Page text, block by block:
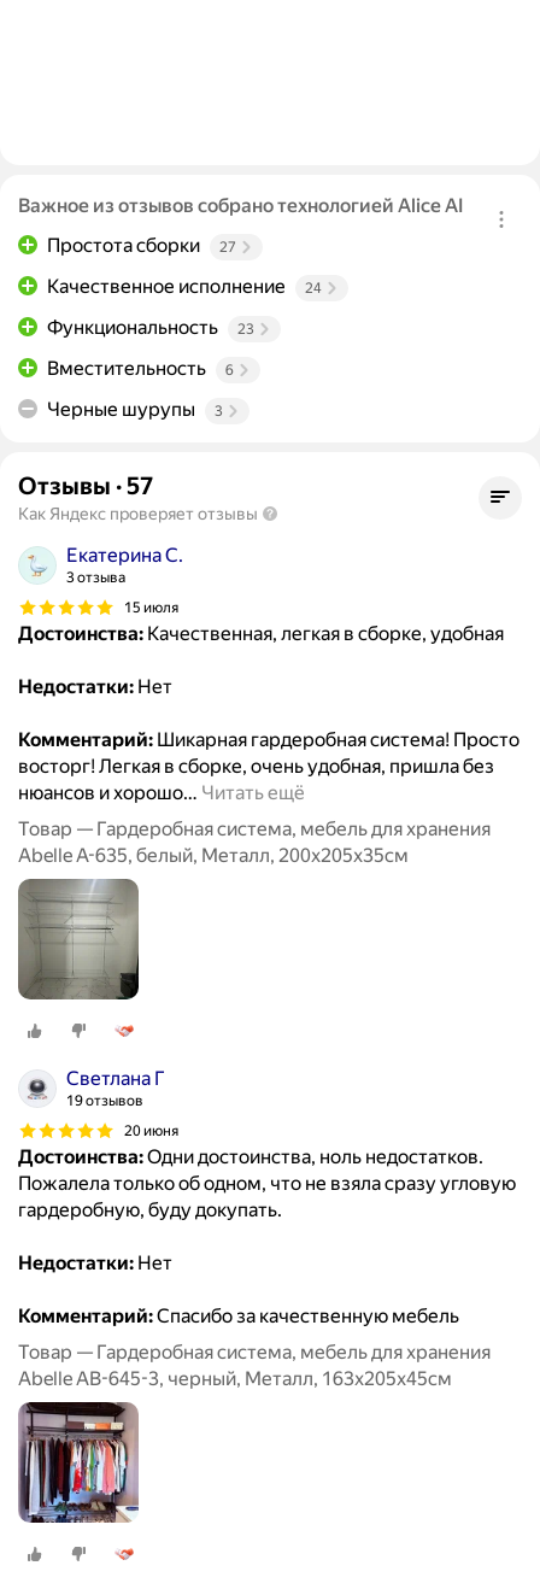
Важное из отзывов собрано технологией Alice AI
Простота сборки
27
Качественное исполнение 24
Функциональность 23
Вместительность 6
Черные шурупы 3
Отзывы ·57
Как Яндекс проверяет отзывы
Екатерина С.
3 отзыва
15 июля
Достоинства: Качественная, легкая в сборке, удобная
Недостатки: Нет
Комментарий: Шикарная гардеробная система! Просто
восторг! Легкая в сборке, очень удобная, пришла без
нюансов и хорошо… Читать ещё
Товар — Гардеробная система, мебель для хранения
Abelle A-635, белый, Металл, 200х205х35см
Светлана Г
19 отзывов
20 июня
Достоинства:Одни достоинства, ноль недостатков.
Пожалела только об одном, что не взяла сразу угловую
гардеробную, буду докупать.
Недостатки: Нет
Комментарий:Спасибо за качественную мебель
Товар — Гардеробная система, мебель для хранения
Abelle AB-645-3, черный, Металл, 163х205х45см